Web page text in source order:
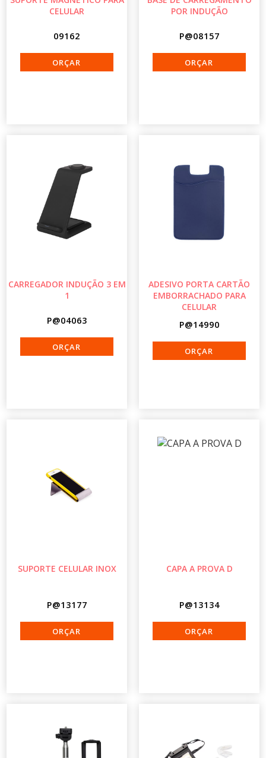
CELULAR
09162
POR INDUÇÃO
P@08157
CARREGADOR INDUÇÃO 3 EM
1
P@04063
ADESIVO PORTA CARTÃO
EMBORRACHADO PARA
CELULAR
P@14990
SUPORTE CELULAR INOX
P@13177
CAPA A PROVA D
P@13134